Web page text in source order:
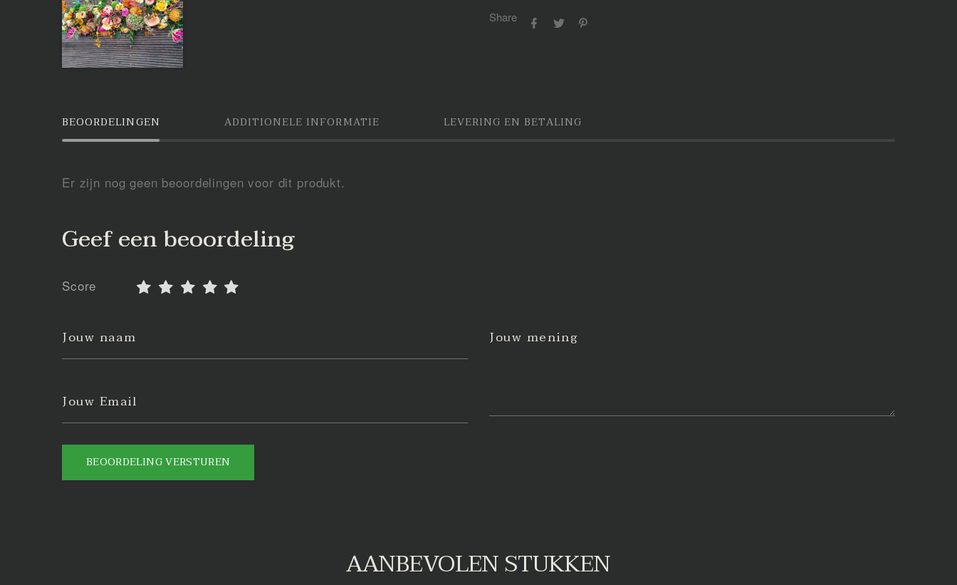
Share
BEOORDELINGEN ADDITIONELE INFORMATIE LEVERING EN BETALING
Er zijn nog geen beoordelingen voor dit produkt.
Geef een beoordeling
Score
Jouw naam
Jouw Email
Jouw mening
BEOORDELING VERSTUREN
AANBEVOLEN STUKKEN